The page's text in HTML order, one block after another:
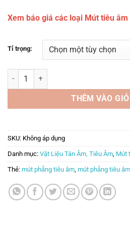
Xem báo giá các loại Mút tiêu
Tỉ trọng:
Mút phẳng tiêu âm tỉ trọng cao số lượng
THÊM VÀO
SKU: Không áp dụng
Danh mục: Vật Liệu Tán Âm, Tiêu Âm, Mút
Thẻ: mút phẳng tiêu âm, mút phẳng tiêu